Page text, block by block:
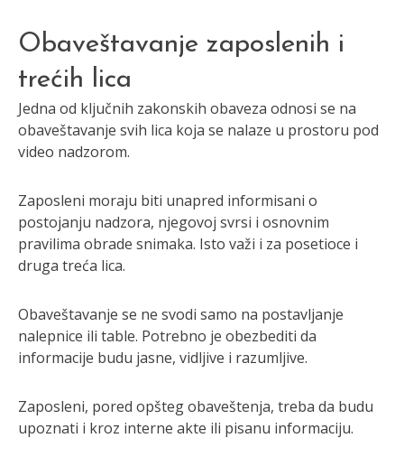
Obaveštavanje zaposlenih i
trećih lica
Jedna od ključnih zakonskih obaveza odnosi se na
obaveštavanje svih lica koja se nalaze u prostoru pod
video nadzorom.
Zaposleni moraju biti unapred informisani o
postojanju nadzora, njegovoj svrsi i osnovnim
pravilima obrade snimaka. Isto važi i za posetioce i
druga treća lica.
Obaveštavanje se ne svodi samo na postavljanje
nalepnice ili table. Potrebno je obezbediti da
informacije budu jasne, vidljive i razumljive.
Zaposleni, pored opšteg obaveštenja, treba da budu
upoznati i kroz interne akte ili pisanu informaciju.